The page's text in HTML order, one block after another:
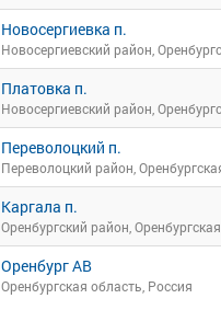
Новосергиевка п.
Новосергиевский район,
Платовка п.
Новосергиевский район,
Переволоцкий п.
Переволоцкий район,
Каргала п.
Оренбургский район,
Оренбург АВ
Оренбургская область, Россия